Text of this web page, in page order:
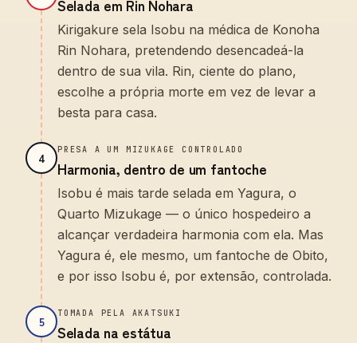
Selada em Rin Nohara
Kirigakure sela Isobu na médica de Konoha
Rin Nohara, pretendendo desencadeá-la
dentro de sua vila. Rin, ciente do plano,
escolhe a própria morte em vez de levar a
besta para casa.
4
PRESA A UM MIZUKAGE CONTROLADO
Harmonia, dentro de um fantoche
Isobu é mais tarde selada em Yagura, o
Quarto Mizukage — o único hospedeiro a
alcançar verdadeira harmonia com ela. Mas
Yagura é, ele mesmo, um fantoche de Obito,
e por isso Isobu é, por extensão, controlada.
5
TOMADA PELA AKATSUKI
Selada na estátua